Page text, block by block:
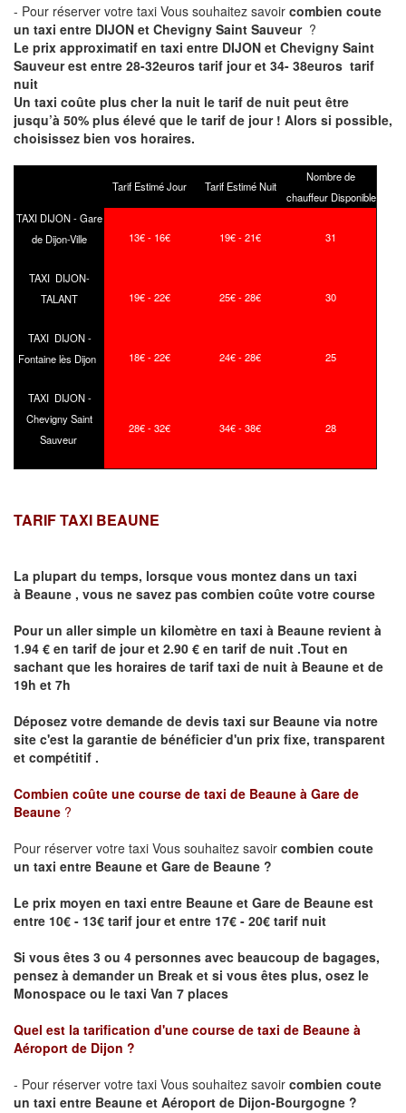
- Pour réserver votre taxi Vous souhaitez savoir combien coute
un taxi entre DIJON et Chevigny Saint Sauveur ?
Le prix approximatif en taxi entre DIJON et Chevigny Saint
Sauveur est entre 28-32euros tarif jour et 34- 38euros tarif
nuit
Un taxi coûte plus cher la nuit le tarif de nuit peut être
jusqu’à 50% plus élevé que le tarif de jour ! Alors si possible,
choisissez bien vos horaires.
Tarif Estimé Jour Tarif Estimé Nuit
Nombre de
chauffeur Disponible
TAXI DIJON - Gare
de Dijon-Ville
13€ - 16€ 19€ - 21€ 31
TAXI DIJON-
TALANT
19€ - 22€ 25€ - 28€ 30
TAXI DIJON -
Fontaine lès Dijon
18€ - 22€ 24€ - 28€ 25
TAXI DIJON -
Chevigny Saint
Sauveur
28€ - 32€ 34€ - 38€ 28
TARIF TAXI BEAUNE
La plupart du temps, lorsque vous montez dans un taxi
à Beaune , vous ne savez pas combien coûte votre course
Pour un aller simple un kilomètre en taxi à Beaune revient à
1.94 € en tarif de jour et 2.90 € en tarif de nuit .Tout en
sachant que les horaires de tarif taxi de nuit à Beaune et de
19h et 7h
Déposez votre demande de devis taxi sur Beaune via notre
site c'est la garantie de bénéficier d'un prix fixe, transparent
et compétitif .
Combien coûte une course de taxi de Beaune à Gare de
Beaune ?
Pour réserver votre taxi Vous souhaitez savoir combien coute
un taxi entre Beaune et Gare de Beaune ?
Le prix moyen en taxi entre Beaune et Gare de Beaune est
entre 10€ - 13€ tarif jour et entre 17€ - 20€ tarif nuit
Si vous êtes 3 ou 4 personnes avec beaucoup de bagages,
pensez à demander un Break et si vous êtes plus, osez le
Monospace ou le taxi Van 7 places
Quel est la tarification d'une course de taxi de Beaune à
Aéroport de Dijon ?
- Pour réserver votre taxi Vous souhaitez savoir combien coute
un taxi entre Beaune et Aéroport de Dijon-Bourgogne ?